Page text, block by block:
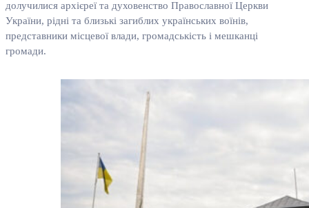
долучилися архієреї та духовенство Православної Церкви
України, рідні та близькі загиблих українських воїнів,
представники місцевої влади, громадськість і мешканці
громади.